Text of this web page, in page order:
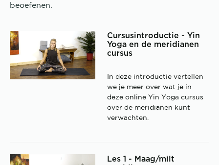
beoefenen.
Cursusintroductie - Yin
Yoga en de meridianen
cursus
In deze introductie vertellen
we je meer over wat je in
deze online Yin Yoga cursus
over de meridianen kunt
verwachten.
Les 1 - Maag/milt